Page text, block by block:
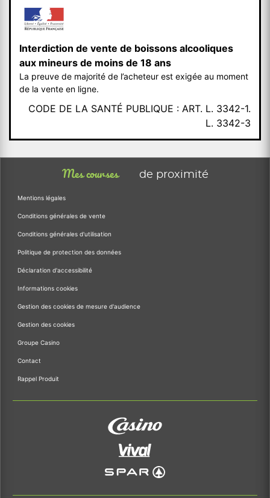
Interdiction de vente de boissons alcooliques
aux mineurs de moins de 18 ans
La preuve de majorité de l’acheteur est exigée au moment
de la vente en ligne.
CODE DE LA SANTÉ PUBLIQUE : ART. L. 3342-1.
L. 3342-3
Mes courses de proximité
Mentions légales
Conditions générales de vente
Conditions générales d'utilisation
Politique de protection des données
Déclaration d'accessibilité
Informations cookies
Gestion des cookies de mesure d'audience
Gestion des cookies
Groupe Casino
Contact
Rappel Produit